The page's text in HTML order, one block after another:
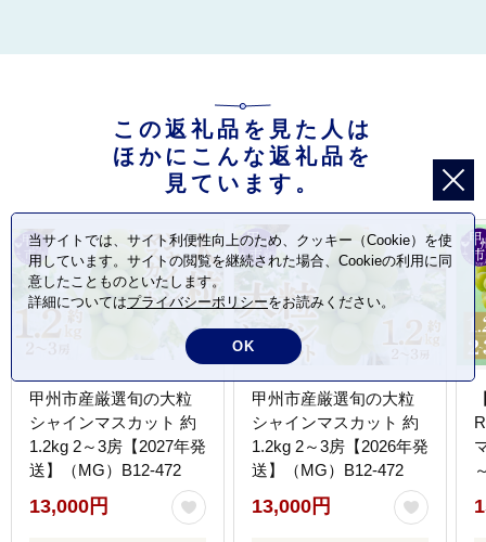
この返礼品を見た人は
ほかにこんな返礼品を
見ています。
甲州市産厳選旬の大粒
シャインマスカット 約
1.2kg 2～3房【2027年発
送】（MG）B12-472
13,000円
甲州市産厳選旬の大粒
シャインマスカット 約
1.2kg 2～3房【2026年発
送】（MG）B12-472
13,000円
当サイトでは、サイト利便性向上のため、クッキー（Cookie）を使
用しています。サイトの閲覧を継続された場合、Cookieの利用に同
意したことものといたします。
詳細についてはプライバシーポリシーをお読みください。
OK